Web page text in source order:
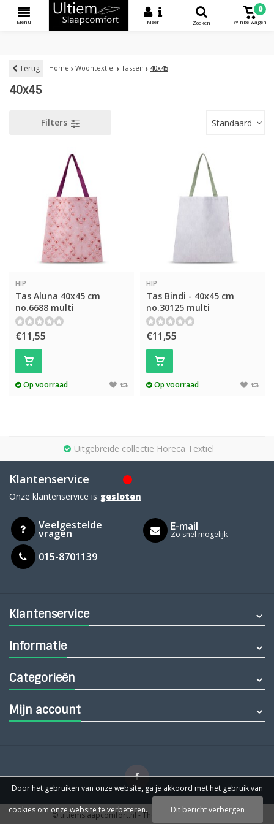
Menu
+
Meer
Zoeken
0
Winkelwagen
Terug Home Woontextiel Tassen 40x45
40x45
Filters Standaard
HIP
Tas Aluna 40x45 cm
no.6688 multi
€11,55
Op voorraad
HIP
Tas Bindi - 40x45 cm
no.30125 multi
€11,55
Op voorraad
Uitgebreide collectie Horeca Textiel
Klantenservice
Onze klantenservice is gesloten
Veelgestelde
vragen
015-8701139
E-mail
Zo snel mogelijk
Klantenservice
Informatie
Categorieën
Mijn account
© ultiemslaapcomfort.nl- Theme byWebdinge.nl
Door het gebruiken van onze website, ga je akkoord met het gebruik van
cookies om onze website te verbeteren. Dit bericht verbergen